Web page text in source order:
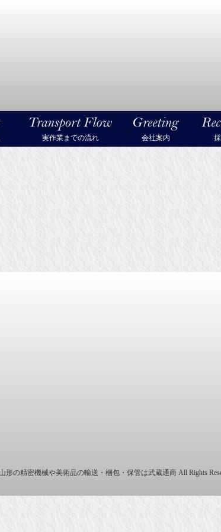
実作業までの流れ 会社案内
形の精密機械や美術品の輸送・梱包・保管は武蔵通商 All Rights